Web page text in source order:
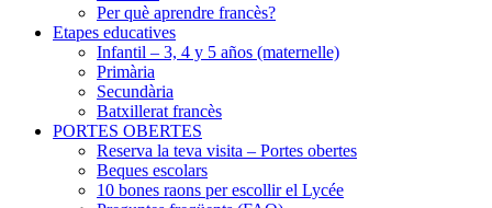
Per què aprendre francès?
Etapes educatives
Infantil – 3, 4 y 5 años (maternelle)
Primària
Secundària
Batxillerat francès
PORTES OBERTES
Reserva la teva visita – Portes obertes
Beques escolars
10 bones raons per escollir el Lycée